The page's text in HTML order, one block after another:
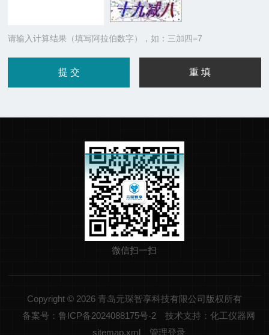
请输入计算结果（填写阿拉伯数字），如：三加四=7
微信扫一扫
Copyright © 2026 青岛元琛智享科技有限公司版权所有
备案号：鲁ICP备2024088175号-2
技术支持：化工仪器网
sitemap.xml
管理登录